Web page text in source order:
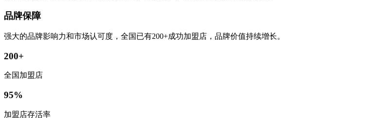
品牌保障
强大的品牌影响力和市场认可度，全国已有200+成功加盟店，品牌价值持续增长。
200+
全国加盟店
95%
加盟店存活率